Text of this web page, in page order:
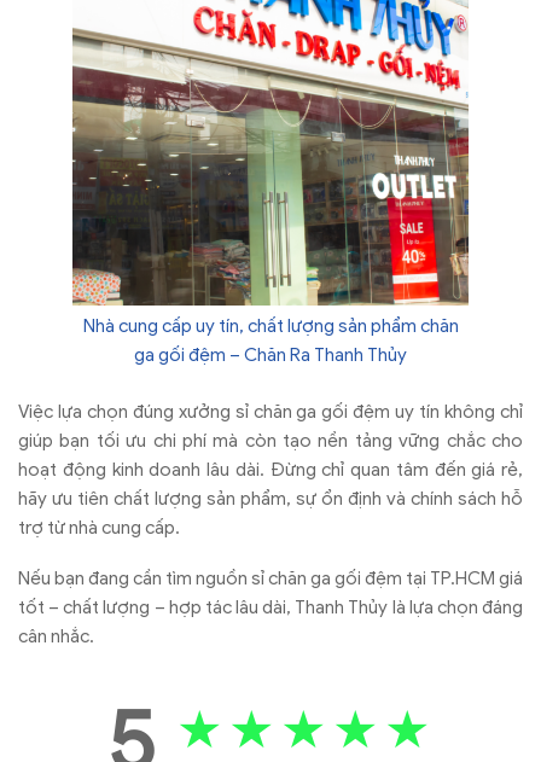
Nhà cung cấp uy tín, chất lượng sản phẩm chăn
ga gối đệm – Chăn Ra Thanh Thủy
Việc lựa chọn đúng xưởng sỉ chăn ga gối đệm uy tín không chỉ
giúp bạn tối ưu chi phí mà còn tạo nền tảng vững chắc cho
hoạt động kinh doanh lâu dài. Đừng chỉ quan tâm đến giá rẻ,
hãy ưu tiên chất lượng sản phẩm, sự ổn định và chính sách hỗ
trợ từ nhà cung cấp.
Nếu bạn đang cần tìm nguồn sỉ chăn ga gối đệm tại TP.HCM giá
tốt – chất lượng – hợp tác lâu dài, Thanh Thủy là lựa chọn đáng
cân nhắc.
★ ★ ★ ★ ★